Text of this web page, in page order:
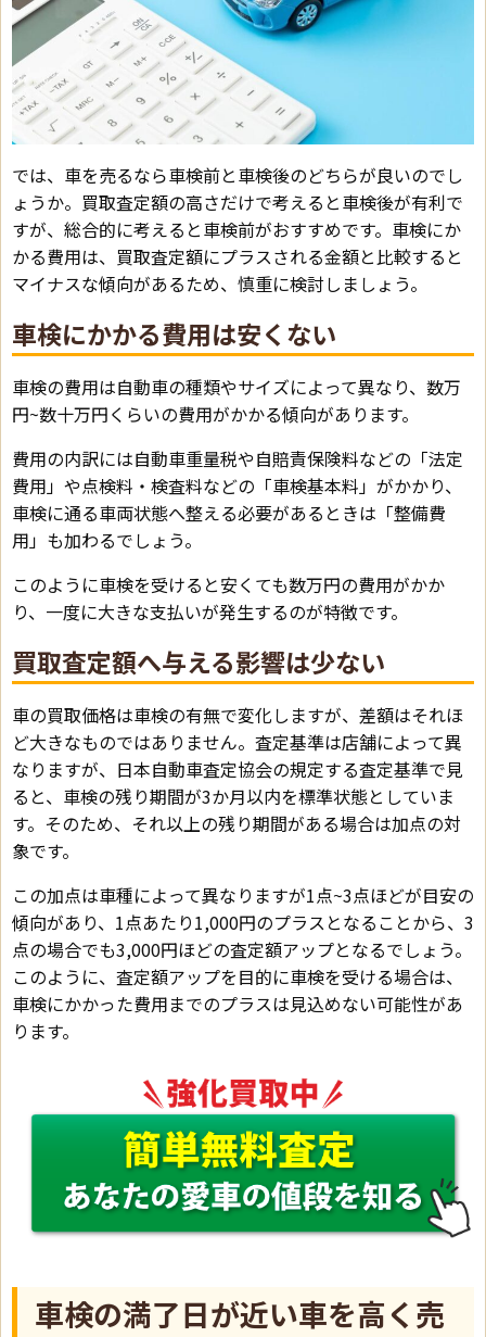
では、車を売るなら車検前と車検後のどちらが良いのでし
ょうか。買取査定額の高さだけで考えると車検後が有利で
すが、総合的に考えると車検前がおすすめです。車検にか
かる費用は、買取査定額にプラスされる金額と比較すると
マイナスな傾向があるため、慎重に検討しましょう。
車検にかかる費用は安くない
車検の費用は自動車の種類やサイズによって異なり、数万
円~数十万円くらいの費用がかかる傾向があります。
費用の内訳には自動車重量税や自賠責保険料などの「法定
費用」や点検料・検査料などの「車検基本料」がかかり、
車検に通る車両状態へ整える必要があるときは「整備費
用」も加わるでしょう。
このように車検を受けると安くても数万円の費用がかか
り、一度に大きな支払いが発生するのが特徴です。
買取査定額へ与える影響は少ない
車の買取価格は車検の有無で変化しますが、差額はそれほ
ど大きなものではありません。査定基準は店舗によって異
なりますが、日本自動車査定協会の規定する査定基準で見
ると、車検の残り期間が3か月以内を標準状態としていま
す。そのため、それ以上の残り期間がある場合は加点の対
象です。
この加点は車種によって異なりますが1点~3点ほどが目安の
傾向があり、1点あたり1,000円のプラスとなることから、3
点の場合でも3,000円ほどの査定額アップとなるでしょう。
このように、査定額アップを目的に車検を受ける場合は、
車検にかかった費用までのプラスは見込めない可能性があ
ります。
車検の満了日が近い車を高く売